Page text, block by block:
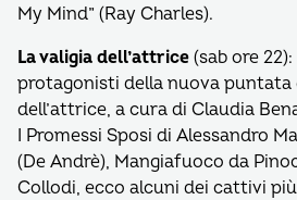
My Mind” (Ray Charles).
La valigia dell’attrice (sab ore
protagonisti della nuova puntata
dell’attrice, a cura di Claudia
I Promessi Sposi di Alessandro
(De Andrè), Mangiafuoco da
Collodi, ecco alcuni dei cattivi